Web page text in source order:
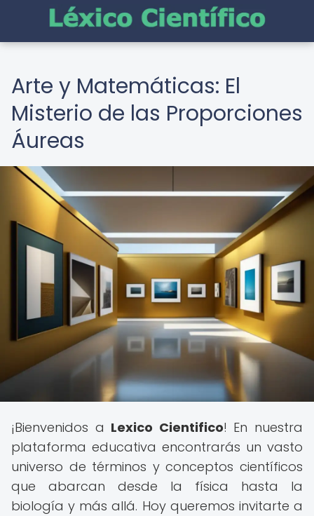
Arte y Matemáticas: El
Misterio de las Proporciones
Áureas
¡Bienvenidos a Lexico Cientifico! En nuestra
plataforma educativa encontrarás un vasto
universo de términos y conceptos científicos
que abarcan desde la física hasta la
biología y más allá. Hoy queremos invitarte a